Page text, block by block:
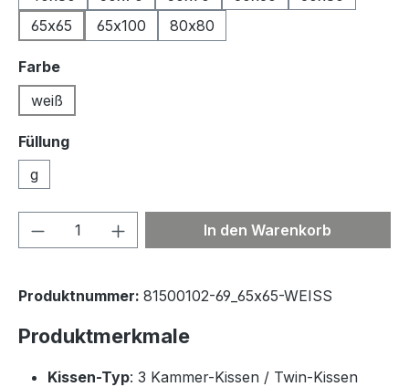
65x65
65x100 80x80
Farbeauswählen
weiß
Füllung
g
Produkt Anzahl: Gib denIn den Warenkorb
Produktnummer: 81500102-69_65x65-WEISS
Produktmerkmale
Kissen-Typ: 3 Kammer-Kissen / Twin-Kissen